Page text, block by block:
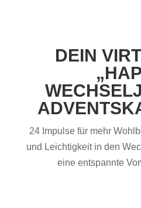
DEIN
24 Impulse für mehr
und Leichtigkeit in den
eine entspannte